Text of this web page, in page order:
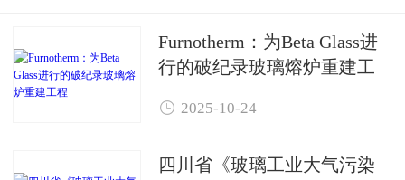
Furnotherm：为Beta Glass进
行的破纪录玻璃熔炉重建工
 2025-10-24
四川省《玻璃工业大气污染